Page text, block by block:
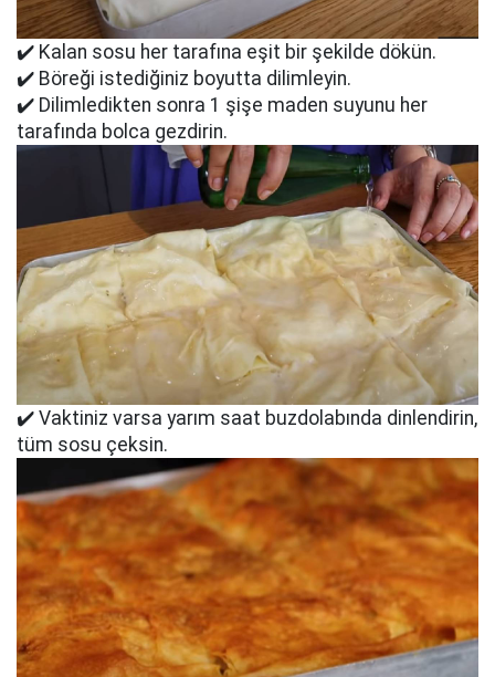
✔️ Kalan sosu her tarafına eşit bir şekilde dökün.
✔️ Böreği istediğiniz boyutta dilimleyin.
✔️ Dilimledikten sonra 1 şişe maden suyunu her
tarafında bolca gezdirin.
✔️ Vaktiniz varsa yarım saat buzdolabında dinlendirin,
tüm sosu çeksin.